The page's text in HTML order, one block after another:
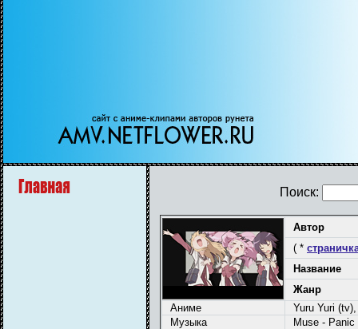
Поиск:
Автор
( *
Название
Жанр
Аниме
Yuru Yuri
Музыка
Muse -